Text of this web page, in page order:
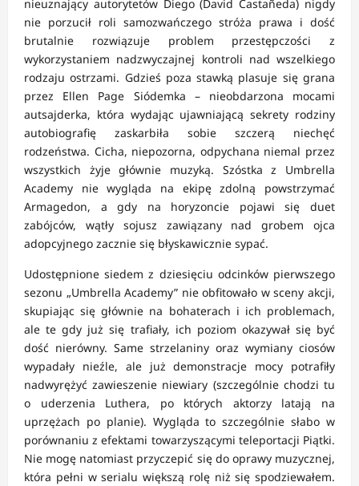
nieuznający autorytetów Diego (David Castañeda) nigdy
nie porzucił roli samozwańczego stróża prawa i dość
brutalnie rozwiązuje problem przestępczości z
wykorzystaniem nadzwyczajnej kontroli nad wszelkiego
rodzaju ostrzami. Gdzieś poza stawką plasuje się grana
przez Ellen Page Siódemka – nieobdarzona mocami
autsajderka, która wydając ujawniającą sekrety rodziny
autobiografię zaskarbiła sobie szczerą niechęć
rodzeństwa. Cicha, niepozorna, odpychana niemal przez
wszystkich żyje głównie muzyką. Szóstka z Umbrella
Academy nie wygląda na ekipę zdolną powstrzymać
Armagedon, a gdy na horyzoncie pojawi się duet
zabójców, wątły sojusz zawiązany nad grobem ojca
adopcyjnego zacznie się błyskawicznie sypać.
Udostępnione siedem z dziesięciu odcinków pierwszego
sezonu „Umbrella Academy” nie obfitowało w sceny akcji,
skupiając się głównie na bohaterach i ich problemach,
ale te gdy już się trafiały, ich poziom okazywał się być
dość nierówny. Same strzelaniny oraz wymiany ciosów
wypadały nieźle, ale już demonstracje mocy potrafiły
nadwyrężyć zawieszenie niewiary (szczególnie chodzi tu
o uderzenia Luthera, po których aktorzy latają na
uprzężach po planie). Wygląda to szczególnie słabo w
porównaniu z efektami towarzyszącymi teleportacji Piątki.
Nie mogę natomiast przyczepić się do oprawy muzycznej,
która pełni w serialu większą rolę niż się spodziewałem.